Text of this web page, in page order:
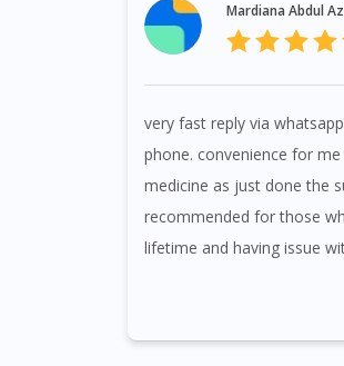
Mardiana Abdul
very fast reply via
phone. convenience for
medicine as just done the
recommended for those
lifetime and having issue